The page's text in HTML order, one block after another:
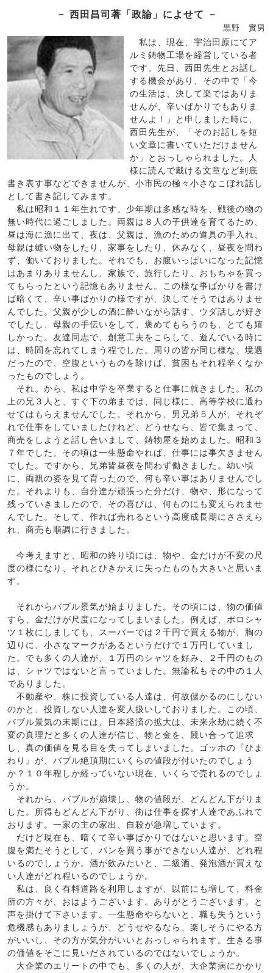
－ 西田昌司著「政論」によせて －
黒野 實男
私は、現在、宇治田原にてア
ルミ鋳物工場を経営している者
です。先日、西田先生とお話し
する機会があり、その中で「今
の生活は、決して楽ではありま
せんが、辛いばかりでもありま
せんよ！」と申しました時に、
西田先生が、「そのお話しを短
い文章に書いていただけません
か」とおっしゃられました。人
様に読んで戴ける文章など到底
書き表す事などできませんが、小市民の極々小さなこぼれ話し
として書き記してみます。
私は昭和１１年生れです。少年期は多感な時を、戦後の物の
無い時代に過ごしました。両親は８人の子供達を育てるため、
昼は海に漁に出て、夜は、父親は、漁のための道具の手入れ、
母親は縫い物をしたり、家事をしたり、休みなく、昼夜を問わ
ず、働いておりました。それでも、お腹いっぱいになった記憶
はあまりありませんし、家族で、旅行したり、おもちゃを買っ
てもらったという記憶もありません。この様な事ばかりを書け
ば暗くて、辛い事ばかりの様ですが、決してそうではありませ
んでした。父親が少しの酒に酔いながら話す、ウダ話しが好き
でしたし、母親の手伝いをして、褒めてもらうのも、とても嬉
しかった。友達同志で、創意工夫をこらして、遊んでいる時に
は、時間を忘れてしまう程でした。周りの皆が同じ様な、境遇
だったので、空腹というものを除けば、貧困もそれ程辛くなか
ったものでしょう。
それ。から、私は中学を卒業すると仕事に就きました。私の
上の兄３人と、すぐ下の弟までは、同じ様に、高等学校に通わ
せてはもらえませんでした。それから、男兄弟５人が、それぞ
れで仕事をしていましたけれど、どうせなら、皆で集まって、
商売をしようと話し合いまして、鋳物屋を始めました。昭和３
７年でした。その頃は一生懸命やれば、仕事には事欠きません
でした。ですから、兄弟皆昼夜を問わず働きました。幼い頃
に、両親の姿を見て育ったので、何も辛い事はありませんでし
た。それよりも、自分達が頑張った分だけ、物や、形になって
残っていきましたので、その喜びは、何ものにも変えられませ
んでした。そして、作れば売れるという高度成長期にささえら
れ、商売も順調に行きました。
今考えますと、昭和の終り頃には、物や、金だけが不変の尺
度の様になり、それとひきかえに失ったものも大きいと思いま
す。
それからバブル景気が始まりました。その頃には、物の価値
すら、金だけが尺度になってしまいました。例えば、ポロシャ
ツ１枚にしましても、スーパーでは２千円で買える物が、胸の
辺りに、小さなマークがあるというだけで１万円していまし
た。でも多くの人達が、１万円のシャツを好み、２千円のもの
は、シャツではないと言っていました。無論私もその中の１人
でありました。
不動産や、株に投資している人達は、何故儲かるのにしない
のかと、投資しない人達を変人扱いしておりました。この頃、
バブル景気の末期には、日本経済の拡大は、未来永劫に続く不
変の真理だと多くの人達が信じ、物と金を、競い合って追求
し、真の価値を見る目を失ってしまいました。ゴッホの『ひま
わり』が、バブル絶頂期にいくらの値段が付いたのでしょう
か？１０年程しか経っていない現在、いくらで売れるのでしょ
うか。
それから、バブルが崩壊し、物の値段が、どんどん下がりま
した。所得もどんどん下がり、街は仕事を探す人達であふれて
おります。一家の主の家出、自殺が急増しています。
だけど現在も、暗くて辛い事ばかりではないと思います。空
腹を満たそうとして、パンを買う事ができない人達が、どれ程
いるのでしょうか。酒が飲みたいと、二級酒、発泡酒が買えな
い人達がどれ程いるのでしょうか。
私は、良く有料道路を利用しますが、以前にも増して、料金
所の方々が、おはようございます。ありがとうございます。と
声を掛けて下さいます。一生懸命やらないと、職も失うという
危機感もありましょうが、どうせやるなら、楽しそうにやる方
がいいし、その方が気分がいいとおっしゃられます。生きる事
の価値をそこに見いだされているのではないでしょうか。
大企業のエリートの中でも、多くの人が、大企業病にかかり